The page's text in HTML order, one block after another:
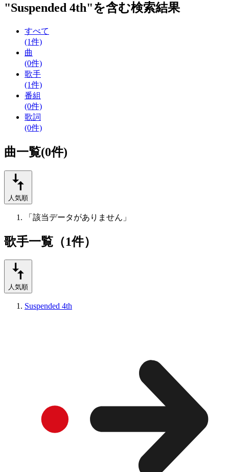
"Suspended 4th"を含む検索結果
すべて
(1件)
曲
(0件)
歌手
(1件)
番組
(0件)
歌詞
(0件)
曲一覧(0件)
人気順
「該当データがありません」
歌手一覧（1件）
人気順
Suspended 4th